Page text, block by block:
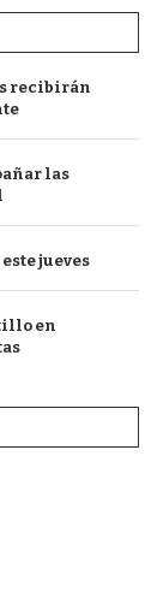
recibirán
las
jueves
en